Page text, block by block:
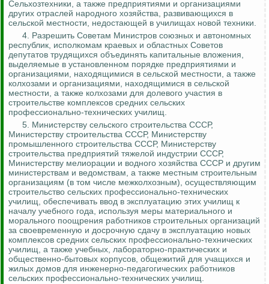
Сельхозтехники, а также предприятиями и организациями
других отраслей народного хозяйства, развивающихся в
сельской местности, недостающей в училищах новой техники.
4. Разрешить Советам Министров союзных и автономных
республик, исполкомам краевых и областных Советов
депутатов трудящихся объединять капитальные вложения,
выделяемые в установленном порядке предприятиями и
организациями, находящимися в сельской местности, а также
колхозами и организациями, находящимися в сельской
местности, а также колхозами для долевого участия в
строительстве комплексов средних сельских
профессионально-технических училищ.
5. Министерству сельского строительства СССР,
Министерству строительства СССР, Министерству
промышленного строительства СССР, Министерству
строительства предприятий тяжелой индустрии СССР,
Министерству мелиорации и водного хозяйства СССР и другим
министерствам и ведомствам, а также местным строительным
организациям (в том числе межколхозным), осуществляющим
строительство сельских профессионально-технических
училищ, обеспечивать ввод в эксплуатацию этих училищ к
началу учебного года, используя меры материального и
морального поощрения работников строительных организаций
за своевременную и досрочную сдачу в эксплуатацию новых
комплексов средних сельских профессионально-технических
училищ, а также учебных, лабораторно-практических и
общественно-бытовых корпусов, общежитий для учащихся и
жилых домов для инженерно-педагогических работников
сельских профессионально-технических училищ.